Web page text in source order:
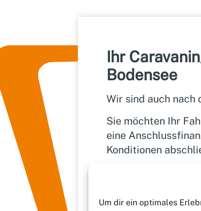
Um dir ein optimales
Ihr
Bodensee
Wir sind auch nach
Sie möchten Ihr
eine
Konditionen
Partner, der Ihren
begleitet.